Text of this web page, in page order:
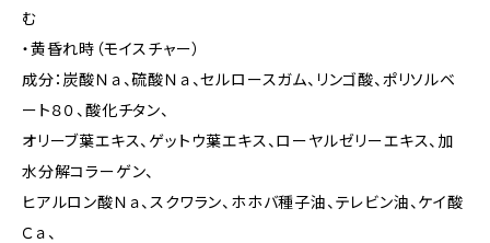
む
・黄昏れ時（モイスチャー）
成分：炭酸Ｎａ、硫酸Ｎａ、セルロースガム、リンゴ酸、ポリソルベ
ート８０、酸化チタン、
オリーブ葉エキス、ゲットウ葉エキス、ローヤルゼリーエキス、加
水分解コラーゲン、
ヒアルロン酸Ｎａ、スクワラン、ホホバ種子油、テレビン油、ケイ酸
Ｃａ、